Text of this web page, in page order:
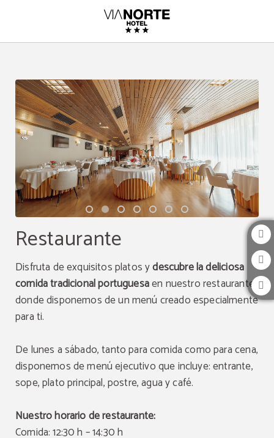
Restaurante
Disfruta de exquisitos platos ydescubre la deliciosa
comida tradicional portuguesaen nuestro restaurante,
donde disponemos de un menú creado especialmente
para ti.
De lunes a sábado, tanto para comida como para cena,
disponemos de menú ejecutivo que incluye: entrante,
sope, plato principal, postre, agua y café.
Nuestro horario de restaurante:
Comida: 12:30 h – 14:30 h